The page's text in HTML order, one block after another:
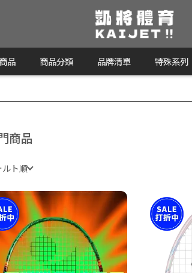
品 商品分類 品牌清單 特殊系列
商品
ト順